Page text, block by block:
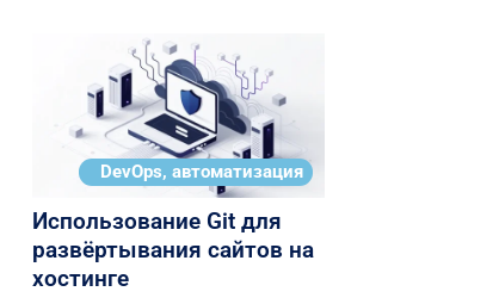
DevOps, автоматизация
Использование Git для
развёртывания сайтов на
хостинге